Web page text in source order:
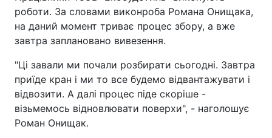
роботи. За словами виконроба Романа Онищака,
на даний момент триває процес збору, а вже
завтра заплановано вивезення.
"Ці завали ми почали розбирати сьогодні. Завтра
приїде кран і ми то все будемо відвантажувати і
відвозити. А далі процес піде скоріше -
візьмемось відновлювати поверхи", - наголошує
Роман Онищак.